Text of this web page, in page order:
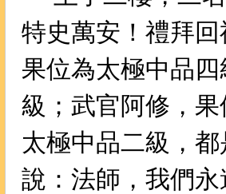
特史萬安！禮拜
果位為太極中品
級；武官阿修，
太極中品二級，
說：法師，我們